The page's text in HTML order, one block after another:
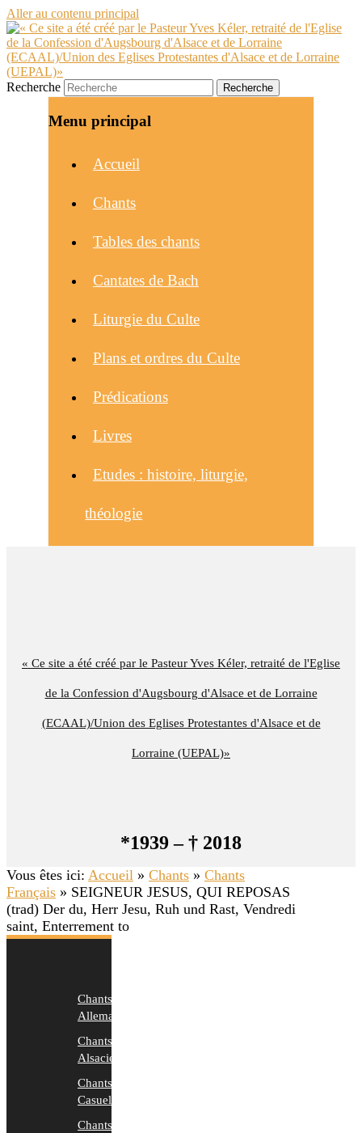
Aller au contenu principal
« Ce site a été créé par le Pasteur Yves Kéler, retraité de l'Eglise
de la Confession d'Augsbourg d'Alsace et de Lorraine
(ECAAL)/Union des Eglises Protestantes d'Alsace et de
Lorraine (UEPAL)»
*1939 – † 2018
Recherche
Menu principal
Accueil
Chants
Tables des chants
Cantates de Bach
Liturgie du Culte
Plans et ordres du Culte
Prédications
Livres
Etudes : histoire, liturgie,
théologie
Vous êtes ici: Accueil » Chants » Chants
Français » SEIGNEUR JESUS, QUI REPOSAS
(trad) Der du, Herr Jesu, Ruh und Rast, Vendredi
saint, Enterrement to
Chants
Allemands
Chants
Alsaciens
Chants
Casuels
Chants